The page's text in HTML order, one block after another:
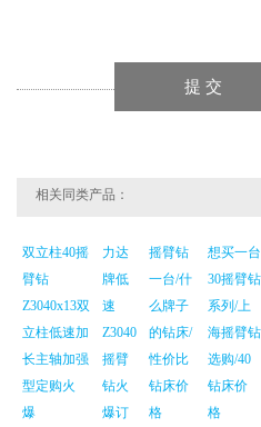
相关同类产品：
双立柱40摇
臂钻
Z3040x13双
立柱低速加
长主轴加强
型定购火
爆
力达
牌低
速
Z3040
摇臂
钻火
爆订
摇臂钻
一台/什
么牌子
的钻床/
性价比
钻床价
格
想买一台
30摇臂钻
系列/上
海摇臂钻
选购/40
钻床价
格